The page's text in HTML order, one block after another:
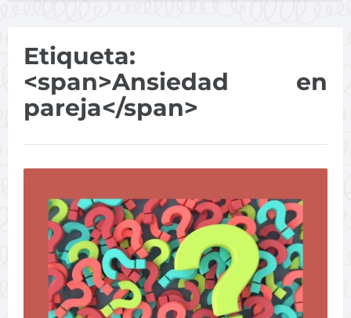
Etiqueta:
<span>Ansiedad en
pareja</span>